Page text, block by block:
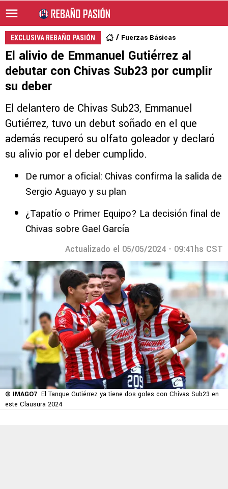
EXCLUSIVA REBAÑO PASIÓN Fuerzas Básicas
El alivio de Emmanuel Gutiérrez al
debutar con Chivas Sub23 por cumplir
su deber
El delantero de Chivas Sub23, Emmanuel
Gutiérrez, tuvo un debut soñado en el que
además recuperó su olfato goleador y declaró
su alivio por el deber cumplido.
De rumor a oficial: Chivas confirma la salida de
Sergio Aguayo y su plan
¿Tapatío o Primer Equipo? La decisión final de
Chivas sobre Gael García
Actualizado el 05/05/2024 - 09:41hs CST
© IMAGO7 El Tanque Gutiérrez ya tiene dos goles con Chivas Sub23 en
este Clausura 2024